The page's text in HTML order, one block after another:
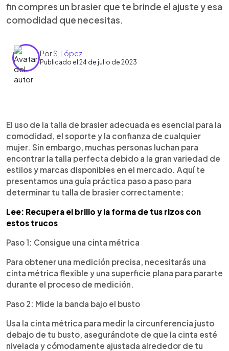
fin compres un brasier que te brinde el ajuste y esa
comodidad que necesitas.
PorS. López
Publicado el 24 de julio de 2023
► Escuchar artículo
El uso de la talla de brasier adecuada es esencial para la
comodidad, el soporte y la confianza de cualquier
mujer. Sin embargo, muchas personas luchan para
encontrar la talla perfecta debido a la gran variedad de
estilos y marcas disponibles en el mercado. Aquí te
presentamos una guía práctica paso a paso para
determinar tu talla de brasier correctamente:
Lee: Recupera el brillo y la forma de tus rizos con
estos trucos
Paso 1: Consigue una cinta métrica
Para obtener una medición precisa, necesitarás una
cinta métrica flexible y una superficie plana para pararte
durante el proceso de medición.
Paso 2: Mide la banda bajo el busto
Usa la cinta métrica para medir la circunferencia justo
debajo de tu busto, asegurándote de que la cinta esté
nivelada y cómodamente ajustada alrededor de tu